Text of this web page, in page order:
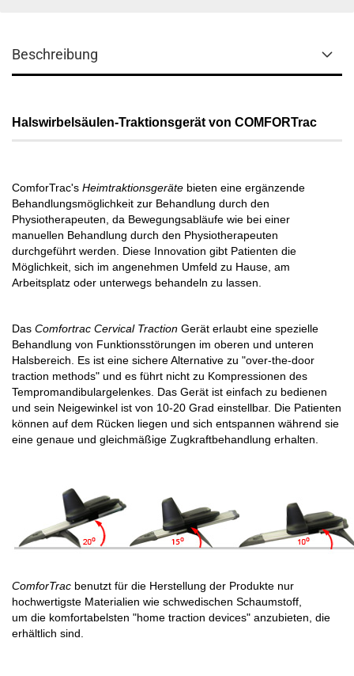
Beschreibung
Halswirbelsäulen-Traktionsgerät von COMFORTrac
ComforTrac's Heimtraktionsgeräte bieten eine ergänzende
Behandlungsmöglichkeit zur Behandlung durch den
Physiotherapeuten, da Bewegungsabläufe wie bei einer
manuellen Behandlung durch den Physiotherapeuten
durchgeführt werden. Diese Innovation gibt Patienten die
Möglichkeit, sich im angenehmen Umfeld zu Hause, am
Arbeitsplatz oder unterwegs behandeln zu lassen.
Das Comfortrac Cervical Traction Gerät erlaubt eine spezielle
Behandlung von Funktionsstörungen im oberen und unteren
Halsbereich. Es ist eine sichere Alternative zu "over-the-door
traction methods" und es führt nicht zu Kompressionen des
Tempromandibulargelenkes. Das Gerät ist einfach zu bedienen
und sein Neigewinkel ist von 10-20 Grad einstellbar. Die Patienten
können auf dem Rücken liegen und sich entspannen während sie
eine genaue und gleichmäßige Zugkraftbehandlung erhalten.
ComforTrac benutzt für die Herstellung der Produkte nur
hochwertigste Materialien wie schwedischen Schaumstoff,
um die komfortabelsten "home traction devices" anzubieten, die
erhältlich sind.